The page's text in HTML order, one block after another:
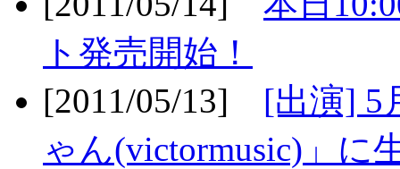
ト発売開始！
[2011/05/13] [出演] 5
ゃん(victormusic)」に